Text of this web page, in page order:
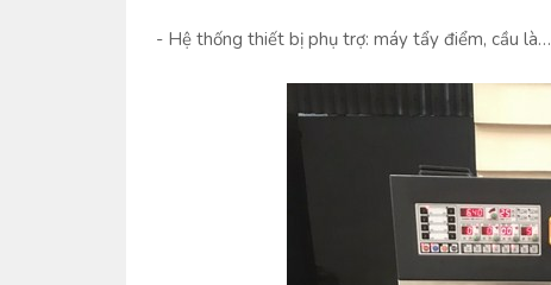
- Hệ thống thiết bị phụ trợ: máy tẩy điểm, cầu là…